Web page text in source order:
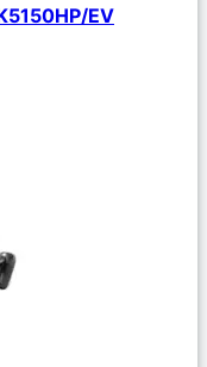
EV